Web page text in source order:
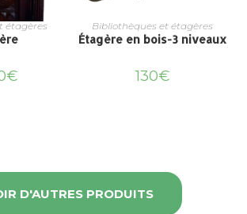
étagères
€
Bibliothèques et étagères
Étagère en bois-3 niveaux
130€
D'AUTRES PRODUITS